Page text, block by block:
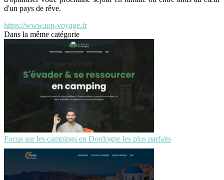
d'un pays de rêve.
https://www.top-voyage.fr
Dans la même catégorie
Focus sur les campings en Dordogne les plus parfaits